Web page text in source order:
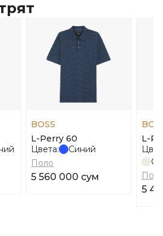
BOSS
L-Perry 60
Цвета:
Синий
Поло
5 560 000 сум
L-
5